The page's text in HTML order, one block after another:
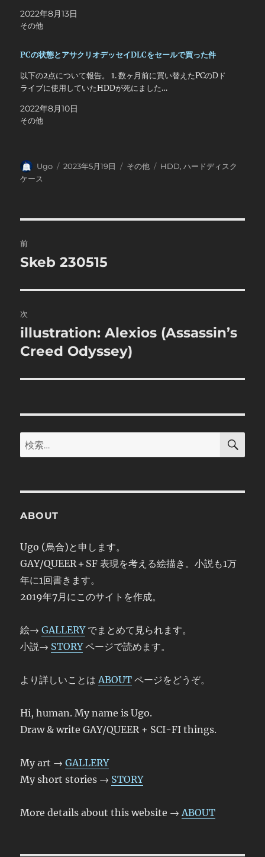
2022年8月13日
その他
PCの状態とアサクリオデッセイDLCをセールで買った件
以下の2点について報告。 1. 数ヶ月前に買い替えたPCのDド
ライブに使用していたHDDが死にました…
2022年8月10日
その他
投
稿
Ugo
投
2023年5月19日
カ
その他
タ
HDD,ハードディスク
ケース
稿
ビ
ゲ
ー
シ
ン
前
前
投
稿:
Skeb 230515
次
次
の
稿:
illustration: Alexios (Assassin’s
Creed Odyssey)
検
索:
検
ABOUT
Ugo (烏合)と申します。
GAY/QUEER＋SF 表現を考える絵描き。小説も1万
年に1回書きます。
2019年7月にこのサイトを作成。
絵→GALLERYでまとめて見られます。
小説→ STORYページで読めます。
より詳しいことはABOUT ページをどうぞ。
Hi, human. My name is Ugo.
Draw & write GAY/QUEER + SCI-FI things.
My art →GALLERY
My short stories → STORY
More details about this website →ABOUT